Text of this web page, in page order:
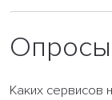
Опросы
Каких сервисов